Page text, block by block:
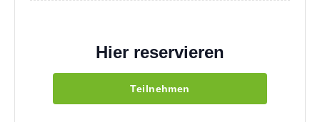
Hier reservieren
Teilnehmen